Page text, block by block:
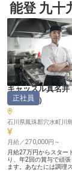
裏】 お客様が心ゆくま
間を創り出す、大切な
ンスのお仕事です。 リ
ルならではの美しい環
の旅の思い出を彩るお
せんか。清掃業務は、
れいにするだけでなく
深いおもてなしの心を
な役割を担っています
やかな気配りや丁寧な
様の笑顔と感動に直結
緒に、最高の滞在体験
ょう。 ーー【働きやすさを重視し
た、安心の職場環境】
時間勤務なので、家事
との両立も可能です。
円からスタートし、頑
給のチャンスもござい
の方でも安心して始め
先輩スタッフが丁寧に
すのでご安心ください
でプライベートの時間
き、無理なく長く働け
お客様の「ありがとう
能登 九十
キャッスル真名井
門その他 ）
正社員
石川県鳳珠郡穴水町川
月給／270,000円～
月給27万円からスター
り、年2回の賞与で頑張
ます。あなたには調理